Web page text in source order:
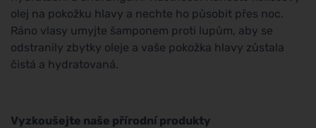
olej na pokožku hlavy a nechte ho působit přes noc.
Ráno vlasy umyjte šamponem proti lupům, aby se
odstranily zbytky oleje a vaše pokožka hlavy zůstala
čistá a hydratovaná.
Vyzkoušejte naše přírodní produkty